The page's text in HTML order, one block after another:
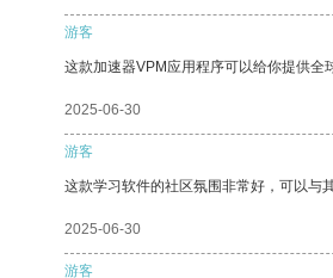
游客
这款加速器VPM应用程序可以给你提供全
2025-06-30
游客
这款学习软件的社区氛围非常好，可以与
2025-06-30
游客